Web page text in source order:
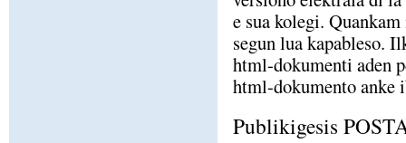
e sua kolegi.
segun lua kapableso.
html-dokumenti aden
html-dokumento anke
Publikigesis